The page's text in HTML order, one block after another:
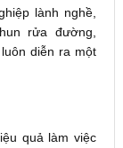
lành nghề,
rửa đường,
diễn ra một
quả làm việc